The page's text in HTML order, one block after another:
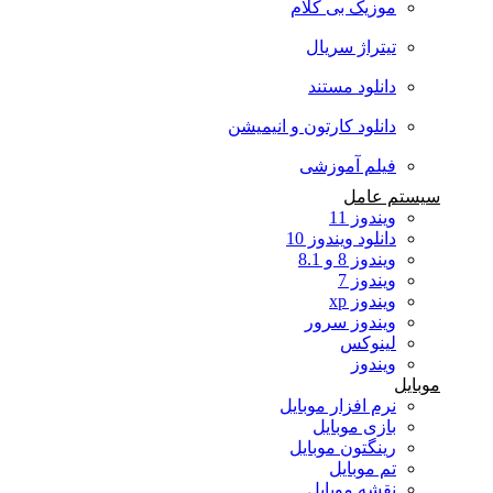
موزیک بی کلام
تیتراژ سریال
دانلود مستند
دانلود کارتون و انیمیشن
فیلم آموزشی
سیستم عامل
ویندوز 11
دانلود ویندوز 10
ویندوز 8 و 8.1
ویندوز 7
ویندوز xp
ویندوز سرور
لینوکس
ویندوز
نرم افزار موبایل
بازی موبایل
رینگتون موبایل
تم موبایل
نقشه موبایل